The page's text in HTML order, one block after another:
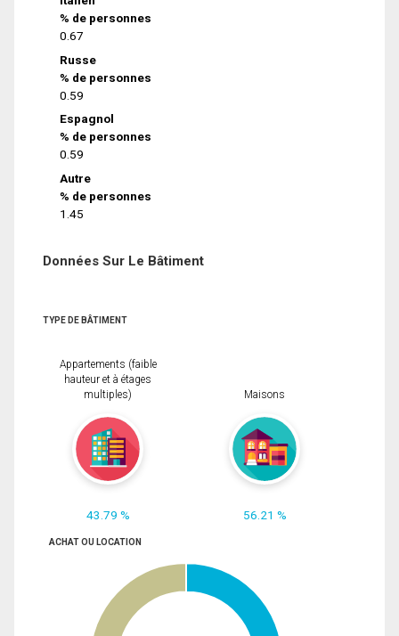
% de personnes
0.67
Russe
% de personnes
0.59
Espagnol
% de personnes
0.59
Autre
% de personnes
1.45
Données Sur Le Bâtiment
TYPE DE BÂTIMENT
Appartements (faible
hauteur et à étages
multiples)
43.79 %
Maisons
56.21 %
ACHAT OU LOCATION